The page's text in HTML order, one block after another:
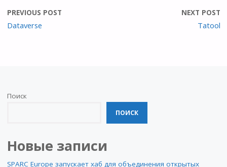
ki
PREVIOUS POST
Dataverse
NEXT POST
Tatool
Поиск
ПОИСК
Новые записи
SPARC Europe запускает хаб для объединения открытых